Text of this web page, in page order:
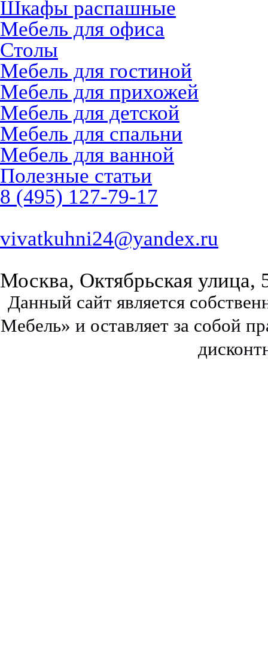
Шкафы распашные
Мебель для офиса
Столы
Мебель для гостиной
Мебель для прихожей
Мебель для детской
Мебель для спальни
Мебель для ванной
Полезные статьи
8 (495) 127-79-17
vivatkuhni24@yandex.ru
Москва, Октябрьская улица,
Данный сайт является
Мебель» и оставляет за собой